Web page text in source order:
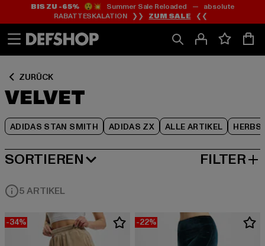
Zum
Inhalt
springen
Zum
Fußzeile
springen
BIS ZU -65%😲💥 Summer Sale Reloaded — absolute
RABATTESKALATION ❯❯ ZUM SALE ❮❮
ZURÜCK
VELVET
ADIDAS STAN SMITH ADIDAS ZX ALLE ARTIKEL
Zum
Produktraster
springen
SORTIEREN
BELIEBTESTE FILTER
5 ARTIKEL
-34% -22%